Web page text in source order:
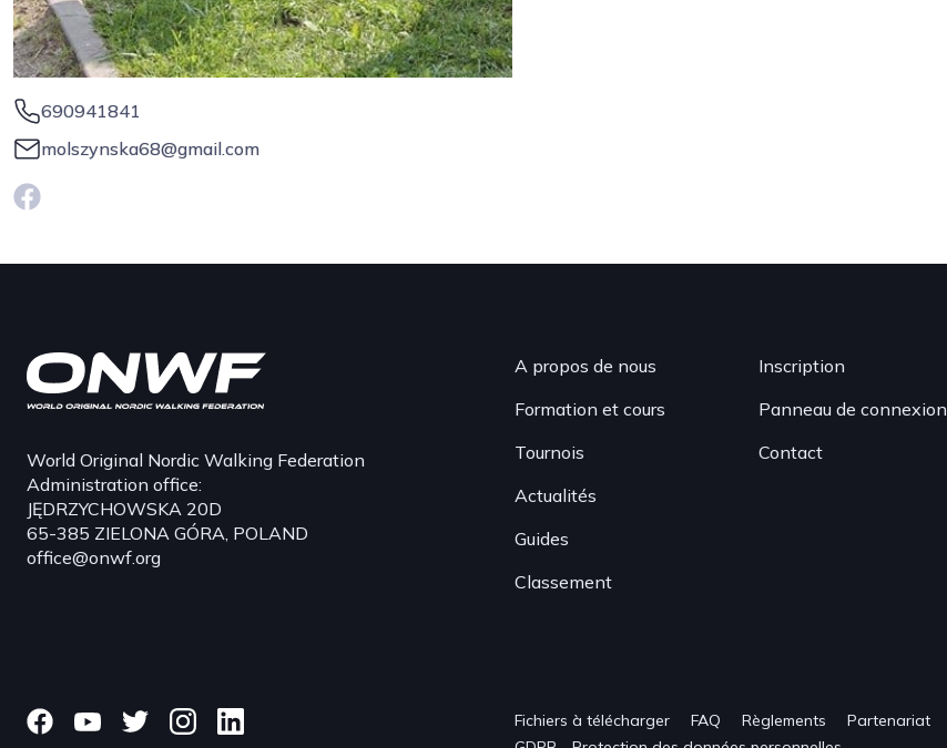
690941841
molszynska68@gmail.com
World Original Nordic Walking Federation
Administration office:
JĘDRZYCHOWSKA 20D
65-385 ZIELONA GÓRA, POLAND
office@onwf.org
A propos de nous
Formation et cours
Tournois
Actualités
Guides
Classement
Inscription
Panneau de connexion
Contact
Fichiers à télécharger FAQ Règlements Partenariat